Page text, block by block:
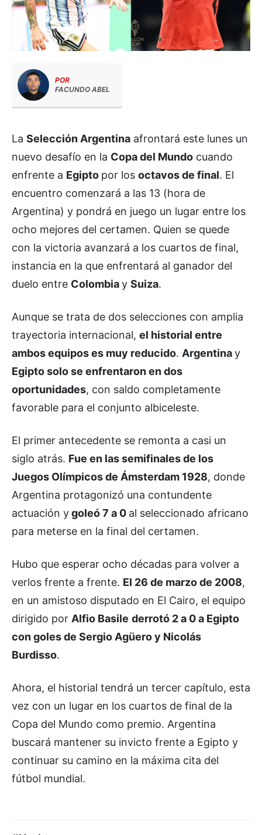
POR
FACUNDO ABEL
La Selección Argentina afrontará este lunes un
nuevo desafío en la Copa del Mundo cuando
enfrente a Egipto por los octavos de final. El
encuentro comenzará a las 13 (hora de
Argentina) y pondrá en juego un lugar entre los
ocho mejores del certamen. Quien se quede
con la victoria avanzará a los cuartos de final,
instancia en la que enfrentará al ganador del
duelo entre Colombiay Suiza.
Aunque se trata de dos selecciones con amplia
trayectoria internacional, el historial entre
ambos equipos es muy reducido. Argentinay
Egipto solo se enfrentaron en dos
oportunidades, con saldo completamente
favorable para el conjunto albiceleste.
El primer antecedente se remonta a casi un
siglo atrás. Fue en las semifinales de los
Juegos Olímpicos de Ámsterdam 1928, donde
Argentina protagonizó una contundente
actuación ygoleó 7 a 0 al seleccionado africano
para meterse en la final del certamen.
Hubo que esperar ocho décadas para volver a
verlos frente a frente. El 26 de marzo de 2008,
en un amistoso disputado en El Cairo, el equipo
dirigido por Alfio Basile derrotó 2 a 0 a Egipto
con goles de Sergio Agüero y Nicolás
Burdisso.
Ahora, el historial tendrá un tercer capítulo, esta
vez con un lugar en los cuartos de final de la
Copa del Mundo como premio. Argentina
buscará mantener su invicto frente a Egipto y
continuar su camino en la máxima cita del
fútbol mundial.